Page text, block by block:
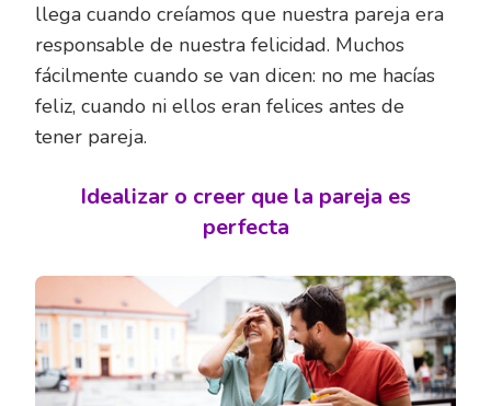
llega cuando creíamos que nuestra pareja era
responsable de nuestra felicidad. Muchos
fácilmente cuando se van dicen: no me hacías
feliz, cuando ni ellos eran felices antes de
tener pareja.
Idealizar o creer que la pareja es
perfecta